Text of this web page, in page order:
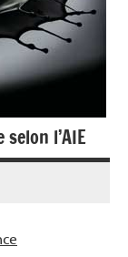
l’AIE